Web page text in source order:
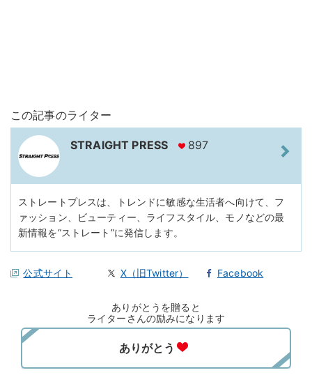
この記事のライター
STRAIGHT PRESS 897
ストレートプレスは、トレンドに敏感な生活者へ向けて、フ
ァッション、ビューティー、ライフスタイル、モノなどの最
新情報を“ストレート”に発信します。
公式サイト X（旧Twitter） Facebook
ありがとうを贈ると
ライターさんの励みになります